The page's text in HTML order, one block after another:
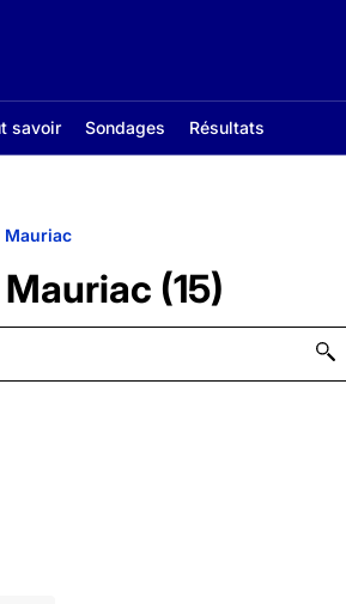
savoir Sondages Résultats
Mauriac
(15)